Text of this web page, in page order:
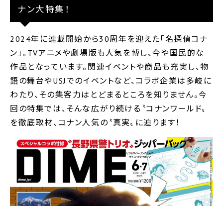
ナン大特集！
2024年に連載開始から30周年を迎えた「名探偵コナ
ン」。TVアニメや劇場版も人気を博し、今や国民的な
作品となっています。関連イベントや商品も充実し、物
語の舞台やUSJでのイベントなど、コラボ企業は多岐に
わたり、その集客力はとどまるところを知りません。今
回の特集では、そんな広がり続ける〝コナンワールド〟
を徹底取材、コナン人気の〝真実〟に迫ります！